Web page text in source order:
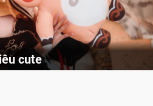
cute